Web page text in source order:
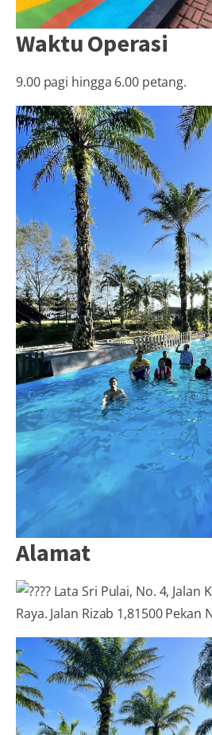
Waktu Operasi
9.00 pagi hingga 6.00 petang.
Alamat
Lata Sri Pulai, No. 4, Jalan
Raya. Jalan Rizab 1,81500 Pekan